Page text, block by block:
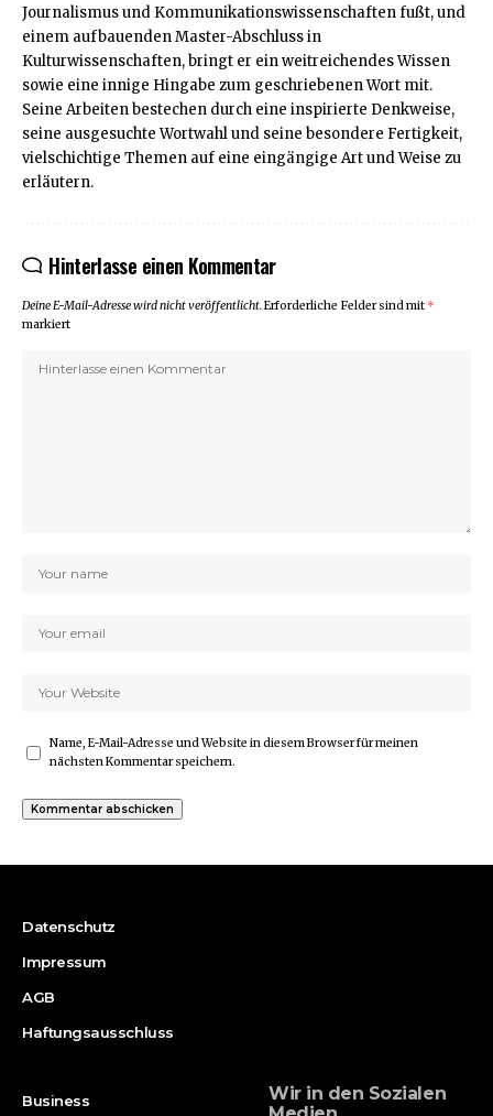
Journalismus und Kommunikationswissenschaften fußt, und
einem aufbauenden Master-Abschluss in
Kulturwissenschaften, bringt er ein weitreichendes Wissen
sowie eine innige Hingabe zum geschriebenen Wort mit.
Seine Arbeiten bestechen durch eine inspirierte Denkweise,
seine ausgesuchte Wortwahl und seine besondere Fertigkeit,
vielschichtige Themen auf eine eingängige Art und Weise zu
erläutern.
Hinterlasse einen Kommentar
Deine E-Mail-Adresse wird nicht veröffentlicht.Erforderliche Felder sind mit *
markiert
Name, E-Mail-Adresse und Website in diesem Browser für meinen
nächsten Kommentar speichern.
Datenschutz
Impressum
AGB
Haftungsausschluss
Business
Wir in den Sozialen